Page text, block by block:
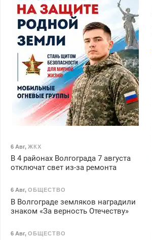
6 Авг, ЖКХ
В 4 районах Волгограда 7 августа
отключат свет из-за ремонта
6 Авг, ОБЩЕСТВО
В Волгограде земляков наградили
знаком «За верность Отечеству»
6 Авг, ОБЩЕСТВО